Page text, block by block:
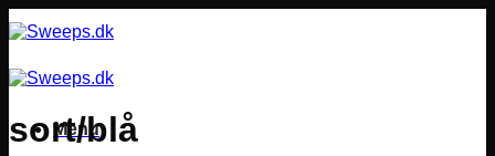
til
Menu
sort/blå